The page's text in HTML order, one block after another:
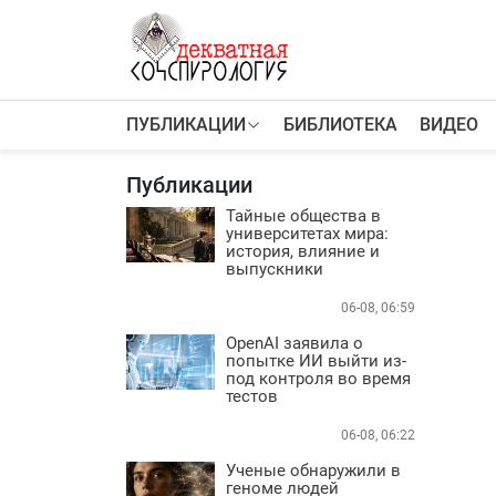
ПУБЛИКАЦИИ
Тайные общества и секты
Власть
Деньги
Пороки
Грязные деньги Украины
Здоровье
Цифровизация
История и археология
Персоны
ПУБЛИКАЦИИ БИБЛИОТЕКА ВИДЕО
Публикации
Тайные общества в
университетах мира:
история, влияние и
выпускники
06-08, 06:59
OpenAI заявила о
попытке ИИ выйти из-
под контроля во время
тестов
06-08, 06:22
Ученые обнаружили в
геноме людей